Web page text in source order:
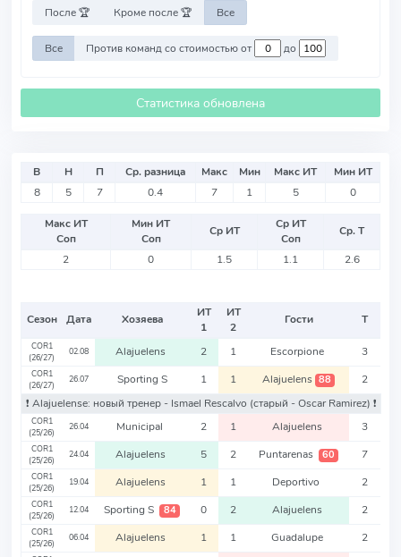
После 🏆 Кроме после 🏆 Все
Все Против команд со стоимостью от до
Статистика обновлена
В Н П Ср. разница Макс Мин Макс ИТ
Мин ИТ
8
5 7 0.4 7 1 5 0
Макс ИТ
Соп
Мин ИТ
Соп
Ср ИТ
Ср ИТ
Соп
Ср. Т
2
0 1.5 1.1 2.6
Сезон Дата Хозяева
ИТ
1
ИТ
2
Гости Т
COR1
(26/27)
02.08 Alajuelens 2 1 Escorpione 3
COR1
(26/27)
26.07 Sporting S 1 1 Alajuelens 88
2
❗️ Alajuelense: новый тренер - Ismael Rescalvo (старый - Oscar Ramirez) ❗️
COR1
(25/26)
26.04 Municipal 2 1 Alajuelens 3
COR1
(25/26)
24.04 Alajuelens 5 2 Puntarenas 60 7
COR1
(25/26)
19.04 Alajuelens 1 1 Deportivo 2
COR1
(25/26)
12.04 Sporting S 84 0 2 Alajuelens 2
COR1
(25/26)
06.04 Alajuelens 1 1 Guadalupe 2